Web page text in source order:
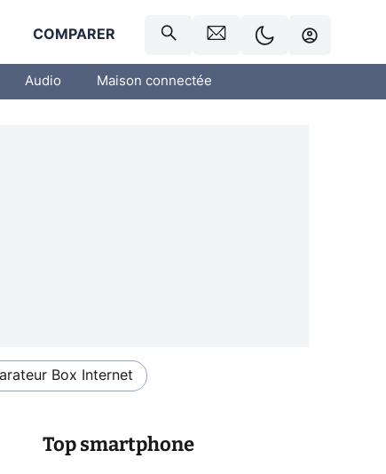
COMPARER
Audio Maison connectée
Box Internet
Top smartphone